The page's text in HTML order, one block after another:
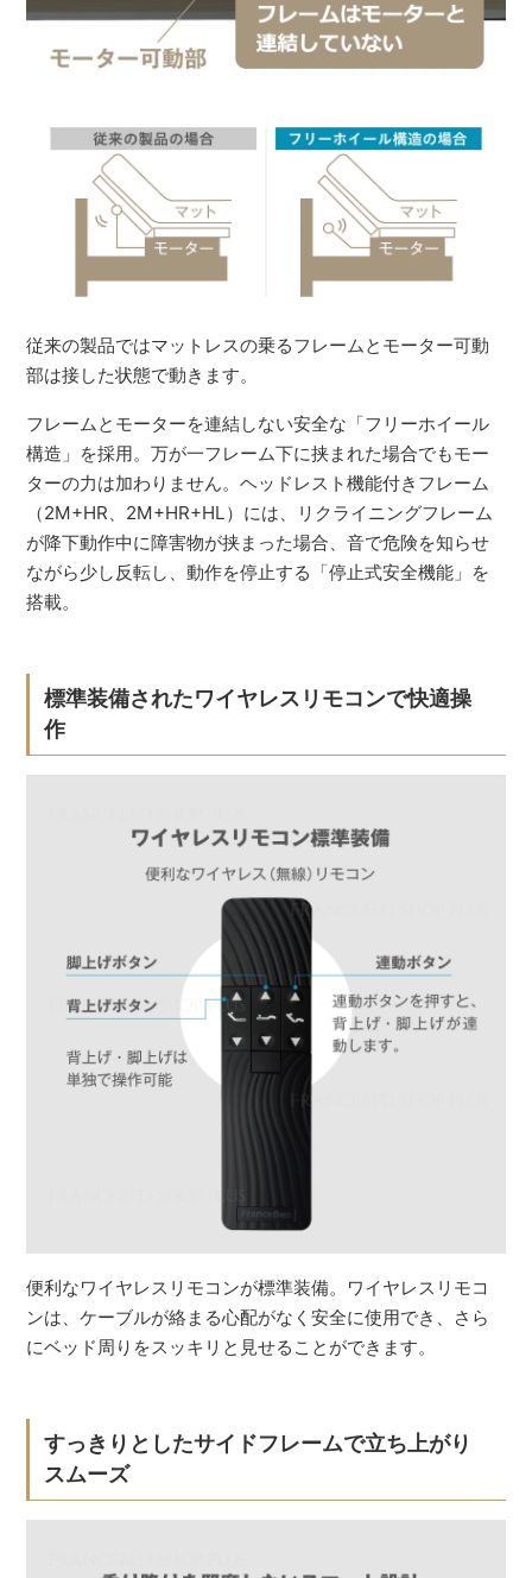
従来の製品ではマットレスの乗るフレームとモーター可動
部は接した状態で動きます。
フレームとモーターを連結しない安全な「フリーホイール
構造」を採用。万が一フレーム下に挟まれた場合でもモー
ターの力は加わりません。ヘッドレスト機能付きフレーム
（2M+HR、2M+HR+HL）には、リクライニングフレーム
が降下動作中に障害物が挟まった場合、音で危険を知らせ
ながら少し反転し、動作を停止する「停止式安全機能」を
搭載。
標準装備されたワイヤレスリモコンで快適操
作
便利なワイヤレスリモコンが標準装備。ワイヤレスリモコ
ンは、ケーブルが絡まる心配がなく安全に使用でき、さら
にベッド周りをスッキリと見せることができます。
すっきりとしたサイドフレームで立ち上がり
スムーズ